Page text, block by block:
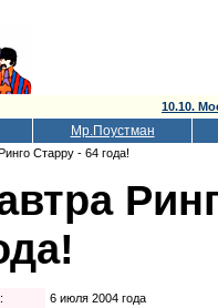
10.10.
Мр.Поустман
Старру - 64 года!
6 июля 2004 года